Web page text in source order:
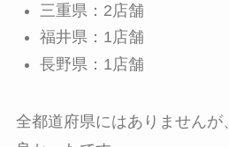
三重県：2店舗
福井県：1店舗
長野県：1店舗
全都道府県にはありませんが